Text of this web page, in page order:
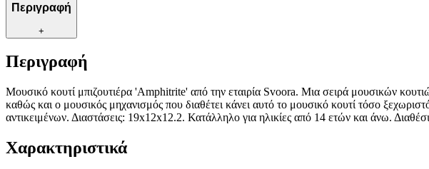
Περιγραφή
+
Περιγραφή
Μουσικό κουτί μπιζουτιέρα 'Amphitrite' από την εταιρία Svoora. Μια σειρά μουσικών
καθώς και ο μουσικός μηχανισμός που διαθέτει κάνει αυτό το μουσικό κουτί τόσο
αντικειμένων. Διαστάσεις: 19x12x12.2. Κατάλληλο για ηλικίες από 14 ετών και άνω.
Χαρακτηριστικά